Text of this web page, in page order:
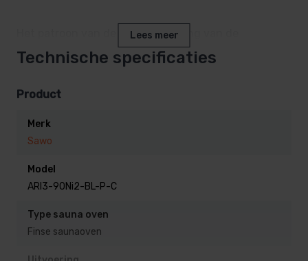
Het patroon van de wandafwerking van de
saunakachel, zorgt enerzijds voor een goede
anderzijds geeft het een prachtig beeld.
saunaoven natuurlijk ook perfect voor het opgieten
Waarom kiezen voor de
Saunaoven Sawo ARIES Black?
Lees meer
Technische specificaties
Product
Merk
Sawo
Model
ARI3-90Ni2-BL-P-C
Type sauna oven
Finse saunaoven